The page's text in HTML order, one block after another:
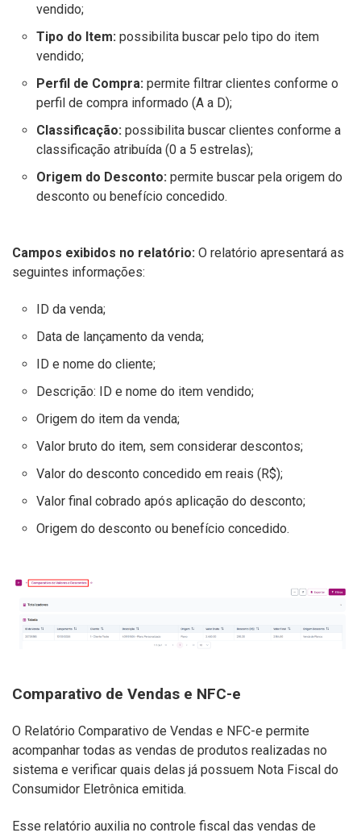
vendido;
Tipo do Item: possibilita buscar pelo tipo do item
vendido;
Perfil de Compra: permite filtrar clientes conforme o
perfil de compra informado (A a D);
Classificação: possibilita buscar clientes conforme a
classificação atribuída (0 a 5 estrelas);
Origem do Desconto: permite buscar pela origem do
desconto ou benefício concedido.
Campos exibidos no relatório: O relatório apresentará as
seguintes informações:
ID da venda;
Data de lançamento da venda;
ID e nome do cliente;
Descrição: ID e nome do item vendido;
Origem do item da venda;
Valor bruto do item, sem considerar descontos;
Valor do desconto concedido em reais (R$);
Valor final cobrado após aplicação do desconto;
Origem do desconto ou benefício concedido.
Comparativo de Vendas e NFC-e
O Relatório Comparativo de Vendas e NFC-e permite
acompanhar todas as vendas de produtos realizadas no
sistema e verificar quais delas já possuem Nota Fiscal do
Consumidor Eletrônica emitida.
Esse relatório auxilia no controle fiscal das vendas de